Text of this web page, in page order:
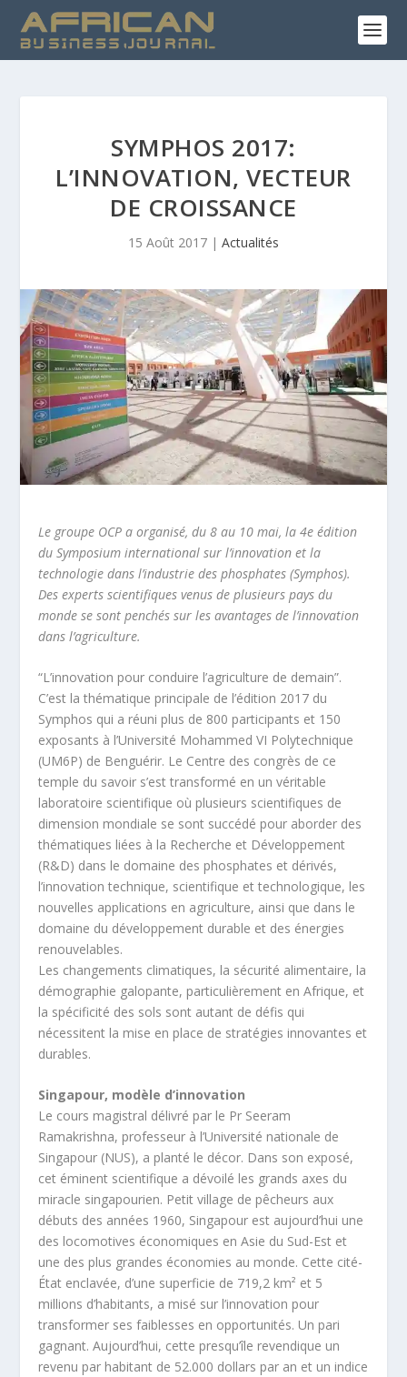
SYMPHOS 2017:
L’INNOVATION, VECTEUR
DE CROISSANCE
15 Août 2017 | Actualités
Le groupe OCP a organisé, du 8 au 10 mai, la 4e édition
du Symposium international sur l’innovation et la
technologie dans l’industrie des phosphates (Symphos).
Des experts scientifiques venus de plusieurs pays du
monde se sont penchés sur les avantages de l’innovation
dans l’agriculture.
“L’innovation pour conduire l’agriculture de demain”.
C’est la thématique principale de l’édition 2017 du
Symphos qui a réuni plus de 800 participants et 150
exposants à l’Université Mohammed VI Polytechnique
(UM6P) de Benguérir. Le Centre des congrès de ce
temple du savoir s’est transformé en un véritable
laboratoire scientifique où plusieurs scientifiques de
dimension mondiale se sont succédé pour aborder des
thématiques liées à la Recherche et Développement
(R&D) dans le domaine des phosphates et dérivés,
l’innovation technique, scientifique et technologique, les
nouvelles applications en agriculture, ainsi que dans le
domaine du développement durable et des énergies
renouvelables.
Les changements climatiques, la sécurité alimentaire, la
démographie galopante, particulièrement en Afrique, et
la spécificité des sols sont autant de défis qui
nécessitent la mise en place de stratégies innovantes et
durables.
Singapour, modèle d’innovation
Le cours magistral délivré par le Pr Seeram
Ramakrishna, professeur à l’Université nationale de
Singapour (NUS), a planté le décor. Dans son exposé,
cet éminent scientifique a dévoilé les grands axes du
miracle singapourien. Petit village de pêcheurs aux
débuts des années 1960, Singapour est aujourd’hui une
des locomotives économiques en Asie du Sud-Est et
une des plus grandes économies au monde. Cette cité-
État enclavée, d’une superficie de 719,2 km² et 5
millions d’habitants, a misé sur l’innovation pour
transformer ses faiblesses en opportunités. Un pari
gagnant. Aujourd’hui, cette presqu’île revendique un
revenu par habitant de 52.000 dollars par an et un indice